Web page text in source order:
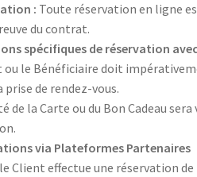
: Toute réservation en ligne
du contrat.
spécifiques de réservation
ou le Bénéficiaire doit
prise de rendez-vous.
de la Carte ou du Bon Cadeau
via Plateformes Partenaires
Client effectue une réservation